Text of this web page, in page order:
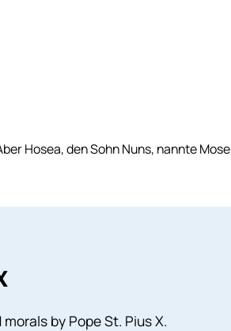
Hosea, den Sohn Nuns, nannte Mose
by Pope St. Pius X.